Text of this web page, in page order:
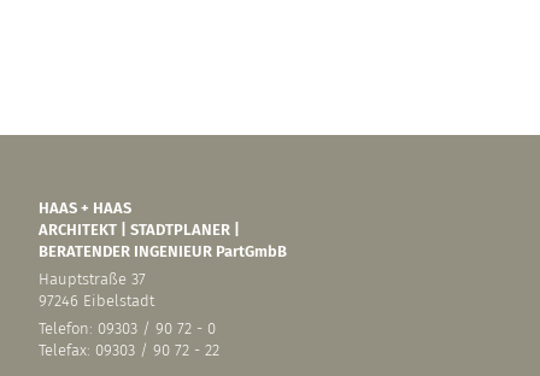
HAAS + HAAS
ARCHITEKT | STADTPLANER |
BERATENDER INGENIEUR PartGmbB
Hauptstraße 37
97246 Eibelstadt
Telefon: 09303 / 90 72 - 0
Telefax: 09303 / 90 72 - 22